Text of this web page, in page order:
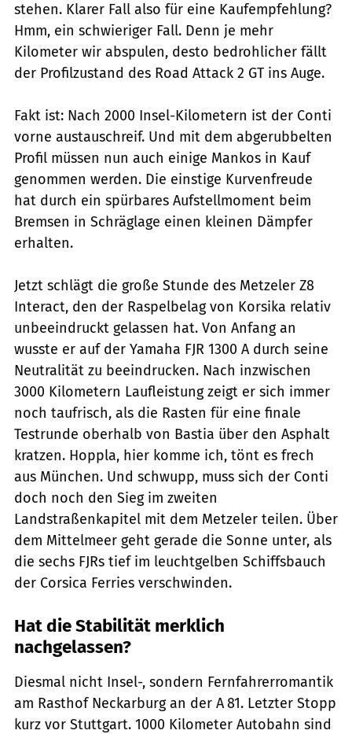
stehen. Klarer Fall also für eine Kaufempfehlung?
Hmm, ein schwieriger Fall. Denn je mehr
Kilometer wir abspulen, desto bedrohlicher fällt
der Profilzustand des Road Attack 2 GT ins Auge.
Fakt ist: Nach 2000 Insel-Kilometern ist der Conti
vorne austauschreif. Und mit dem abgerubbelten
Profil müssen nun auch einige Mankos in Kauf
genommen werden. Die einstige Kurvenfreude
hat durch ein spürbares Aufstellmoment beim
Bremsen in Schräglage einen kleinen Dämpfer
erhalten.
Jetzt schlägt die große Stunde des Metzeler Z8
Interact, den der Raspelbelag von Korsika relativ
unbeeindruckt gelassen hat. Von Anfang an
wusste er auf der Yamaha FJR 1300 A durch seine
Neutralität zu beeindrucken. Nach inzwischen
3000 Kilometern Laufleistung zeigt er sich immer
noch taufrisch, als die Rasten für eine finale
Testrunde oberhalb von Bastia über den Asphalt
kratzen. Hoppla, hier komme ich, tönt es frech
aus München. Und schwupp, muss sich der Conti
doch noch den Sieg im zweiten
Landstraßenkapitel mit dem Metzeler teilen. Über
dem Mittelmeer geht gerade die Sonne unter, als
die sechs FJRs tief im leuchtgelben Schiffsbauch
der Corsica Ferries verschwinden.
Hat die Stabilität merklich
nachgelassen?
Diesmal nicht Insel-, sondern Fernfahrerromantik
am Rasthof Neckarburg an der A 81. Letzter Stopp
kurz vor Stuttgart. 1000 Kilometer Autobahn sind